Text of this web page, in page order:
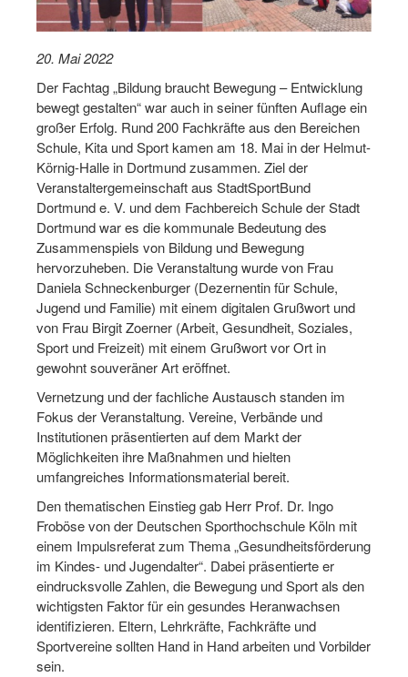
Open Sports Day
Dortmund lernt Schwimmen
Mädchen in Mannschaftssportarten
Bewegungszwerge
Bewegungskindergarten
Mini-Sportabzeichen
Sportgutschein 4.0
SportartCheck
Sport im Ganztag
Sport vor Ort
Integration durch Sport
NRW bewegt seine KINDER!
Bewegt zu Hause
Bewegt ÄLTER werden in NRW!
Bewegt GESUND bleiben in NRW!
Aktionen zu "Bewegt Älter werden" / "Bewegt gesund
Bewegungsmodel
SSB-Sport
Gymnastik und Entspannung für Frauen
20. Mai 2022
Der Fachtag „Bildung braucht Bewegung – Entwicklung
bewegt gestalten“ war auch in seiner fünften Auflage ein
großer Erfolg. Rund 200 Fachkräfte aus den Bereichen
Schule, Kita und Sport kamen am 18. Mai in der Helmut-
Körnig-Halle in Dortmund zusammen. Ziel der
Veranstaltergemeinschaft aus StadtSportBund
Dortmund e. V. und dem Fachbereich Schule der Stadt
Dortmund war es die kommunale Bedeutung des
Zusammenspiels von Bildung und Bewegung
hervorzuheben. Die Veranstaltung wurde von Frau
Daniela Schneckenburger (Dezernentin für Schule,
Jugend und Familie) mit einem digitalen Grußwort und
von Frau Birgit Zoerner (Arbeit, Gesundheit, Soziales,
Sport und Freizeit) mit einem Grußwort vor Ort in
gewohnt souveräner Art eröffnet.
Vernetzung und der fachliche Austausch standen im
Fokus der Veranstaltung. Vereine, Verbände und
Institutionen präsentierten auf dem Markt der
Möglichkeiten ihre Maßnahmen und hielten
umfangreiches Informationsmaterial bereit.
Den thematischen Einstieg gab Herr Prof. Dr. Ingo
Froböse von der Deutschen Sporthochschule Köln mit
einem Impulsreferat zum Thema „Gesundheitsförderung
im Kindes- und Jugendalter“. Dabei präsentierte er
eindrucksvolle Zahlen, die Bewegung und Sport als den
wichtigsten Faktor für ein gesundes Heranwachsen
identifizieren. Eltern, Lehrkräfte, Fachkräfte und
Sportvereine sollten Hand in Hand arbeiten und Vorbilder
sein.